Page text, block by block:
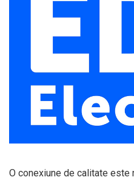
O conexiune de calitate este